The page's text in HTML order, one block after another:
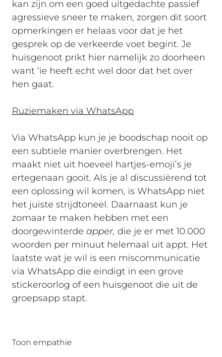
kan zijn om een goed uitgedachte passief
agressieve sneer te maken, zorgen dit soort
opmerkingen er helaas voor dat je het
gesprek op de verkeerde voet begint. Je
huisgenoot prikt hier namelijk zo doorheen
want ‘ie heeft echt wel door dat het over
hen gaat.
Ruziemaken via WhatsApp
Via WhatsApp kun je je boodschap nooit op
een subtiele manier overbrengen. Het
maakt niet uit hoeveel hartjes-emoji’s je
ertegenaan gooit. Als je al discussiërend tot
een oplossing wil komen, is WhatsApp niet
het juiste strijdtoneel. Daarnaast kun je
zomaar te maken hebben met een
doorgewinterde apper, die je er met 10.000
woorden per minuut helemaal uit appt. Het
laatste wat je wil is een miscommunicatie
via WhatsApp die eindigt in een grove
stickeroorlog of een huisgenoot die uit de
groepsapp stapt.
Toon empathie